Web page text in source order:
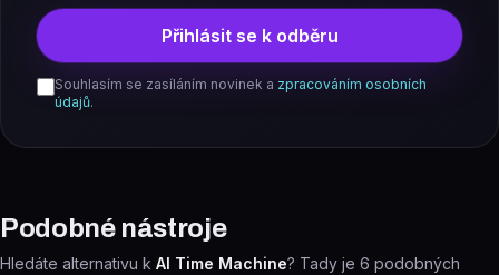
Přihlásit se k odběru
Souhlasím se zasíláním novinek a zpracováním osobních
údajů.
Podobné nástroje
Hledáte alternativu k AI Time Machine? Tady je 6 podobných